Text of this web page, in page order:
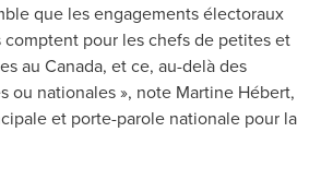
que les engagements électoraux
pour les chefs de petites et
au Canada, et ce, au-delà des
ou nationales », note Martine Hébert,
et porte-parole nationale pour la